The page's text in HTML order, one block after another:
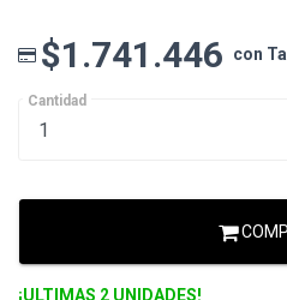
$1.741.446 con
Cantidad
¡ULTIMAS 2 UNIDADES!